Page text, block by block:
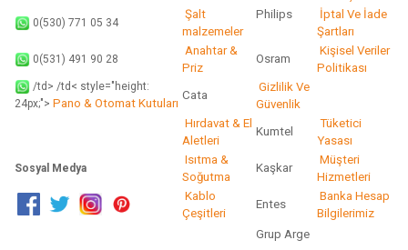
0(530) 771 05 34
Şalt
malzemeler
Philips
İptal Ve İade
Şartları
0(531) 491 90 28
Anahtar &
Priz
Osram
Kişisel Veriler
Politikası
/td> /td< style="height:
24px;"> Pano & Otomat Kutuları
Cata
Gizlilik Ve
Güvenlik
Hırdavat & El
Aletleri
Kumtel
Tüketici
Yasası
Sosyal Medya
Isıtma &
Soğutma
Kaşkar
Müşteri
Hizmetleri
Kablo
Çeşitleri
Entes
Banka Hesap
Bilgilerimiz
Grup Arge